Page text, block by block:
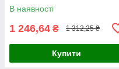
В наявності
1 246,64 ₴ 1 312,25 ₴
Купити